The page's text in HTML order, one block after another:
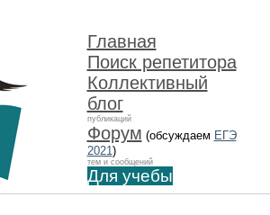
Главная
Поиск репетитора
Коллективный
блог
публикаций
Форум (обсуждаем ЕГЭ
2021)
тем и сообщений
Для учебы